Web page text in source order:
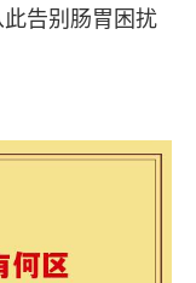
告别肠胃困扰